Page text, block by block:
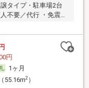
タイプ・駐車場2台
不要／代行 ・免震構
円
1ヶ月
55.16m2）